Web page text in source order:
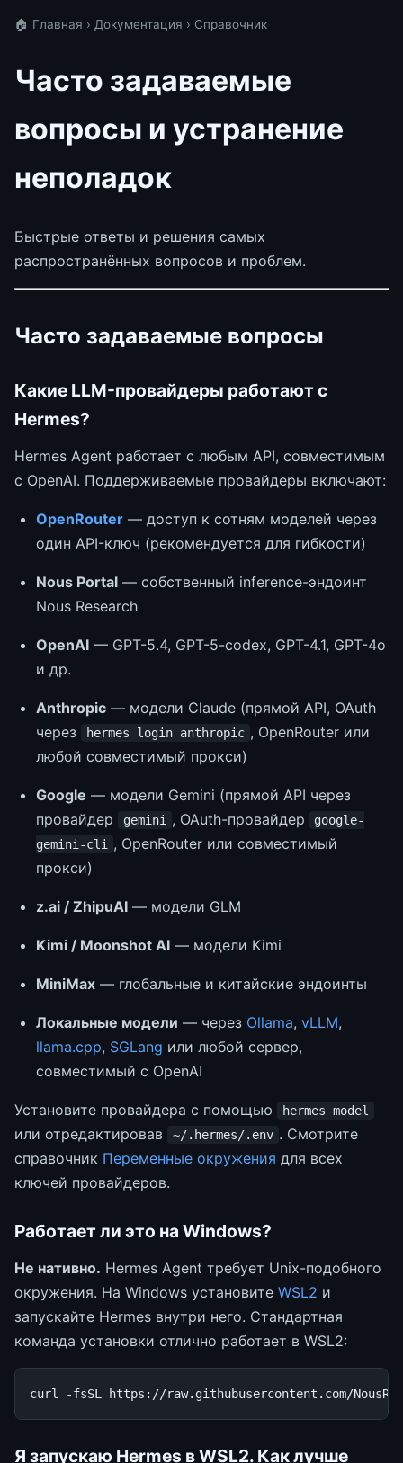
🏠 Главная › Документация › Справочник
Часто задаваемые
вопросы и устранение
неполадок
Быстрые ответы и решения самых
распространённых вопросов и проблем.
Часто задаваемые вопросы
Какие LLM-провайдеры работают с
Hermes?
Hermes Agent работает с любым API, совместимым
с OpenAI. Поддерживаемые провайдеры включают:
OpenRouter — доступ к сотням моделей через
один API-ключ (рекомендуется для гибкости)
Nous Portal — собственный inference-эндоинт
Nous Research
OpenAI — GPT-5.4, GPT-5-codex, GPT-4.1, GPT-4o
и др.
Anthropic — модели Claude (прямой API, OAuth
через
hermes login anthropic , OpenRouter или
любой совместимый прокси)
Google — модели Gemini (прямой API через
провайдер
gemini , OAuth-провайдер
google-
gemini-cli
, OpenRouter или совместимый
прокси)
z.ai / ZhipuAI — модели GLM
Kimi / Moonshot AI — модели Kimi
MiniMax — глобальные и китайские эндоинты
Локальные модели — через Ollama, vLLM,
llama.cpp, SGLang или любой сервер,
совместимый с OpenAI
Установите провайдера с помощью hermes model
или отредактировав ~/.hermes/.env . Смотрите
справочник Переменные окружения для всех
ключей провайдеров.
Работает ли это на Windows?
Не нативно. Hermes Agent требует Unix-подобного
окружения. На Windows установите WSL2 и
запускайте Hermes внутри него. Стандартная
команда установки отлично работает в WSL2:
curl -fsSL https://raw.githubusercontent.com/
Я запускаю Hermes в WSL2. Как лучше